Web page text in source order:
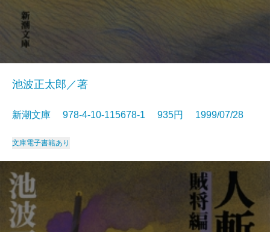
池波正太郎／著
新潮文庫 978-4-10-115678-1 935円 1999/07/28
文庫電子書籍あり